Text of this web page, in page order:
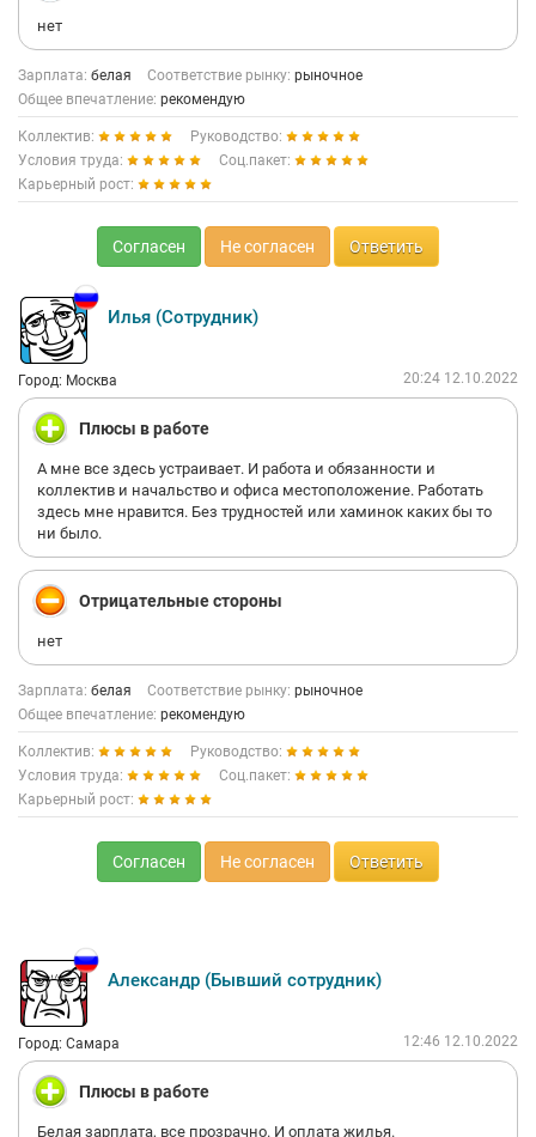
нет
Зарплата: белая Соответствие рынку: рыночное
Общее впечатление: рекомендую
Коллектив:
Руководство:
Условия труда:
Соц.пакет:
Карьерный рост:
Согласен Не согласен Ответить
Илья (Сотрудник)
Город: Москва 20:24 12.10.2022
Плюсы в работе
А мне все здесь устраивает. И работа и обязанности и
коллектив и начальство и офиса местоположение. Работать
здесь мне нравится. Без трудностей или хаминок каких бы то
ни было.
Отрицательные стороны
нет
Зарплата: белая Соответствие рынку: рыночное
Общее впечатление: рекомендую
Коллектив:
Руководство:
Условия труда:
Соц.пакет:
Карьерный рост:
Согласен Не согласен Ответить
Александр (Бывший сотрудник)
Город: Самара 12:46 12.10.2022
Плюсы в работе
Белая зарплата, все прозрачно. И оплата жилья.